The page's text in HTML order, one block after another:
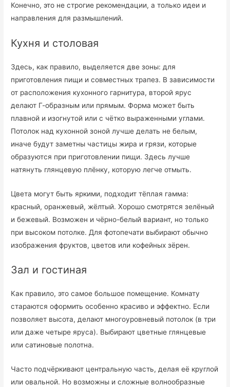
Конечно, это не строгие рекомендации, а только идеи и
направления для размышлений.
Кухня и столовая
Здесь, как правило, выделяется две зоны: для
приготовления пищи и совместных трапез. В зависимости
от расположения кухонного гарнитура, второй ярус
делают Г-образным или прямым. Форма может быть
плавной и изогнутой или с чётко выраженными углами.
Потолок над кухонной зоной лучше делать не белым,
иначе будут заметны частицы жира и грязи, которые
образуются при приготовлении пищи. Здесь лучше
натянуть глянцевую плёнку, которую легче отмыть.
Цвета могут быть яркими, подходит тёплая гамма:
красный, оранжевый, жёлтый. Хорошо смотрятся зелёный
и бежевый. Возможен и чёрно-белый вариант, но только
при высоком потолке. Для фотопечати выбирают обычно
изображения фруктов, цветов или кофейных зёрен.
Зал и гостиная
Как правило, это самое большое помещение. Комнату
стараются оформить особенно красиво и эффектно. Если
позволяет высота, делают многоуровневый потолок (в три
или даже четыре яруса). Выбирают цветные глянцевые
или сатиновые полотна.
Часто подчёркивают центральную часть, делая её круглой
или овальной. Но возможны и сложные волнообразные